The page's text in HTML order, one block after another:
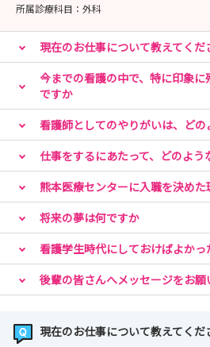
ジよりお願いいたします。
皆さまのご参加を心よりお待ちし
※受付期間開始後にお申し込み可能
※救急1日体験およびがん看護体験
人数調整を行う場合がありますの
所属診療科目： 外科
現在のお仕事について教えてくだ
今までの看護の中で、特に印象
ですか
看護師としてのやりがいは、ど
仕事をするにあたって、どのよ
熊本医療センターに入職を決め
将来の夢は何ですか
看護学生時代にしておけばよか
後輩の皆さんへメッセージをお願
現在のお仕事について教えてくだ